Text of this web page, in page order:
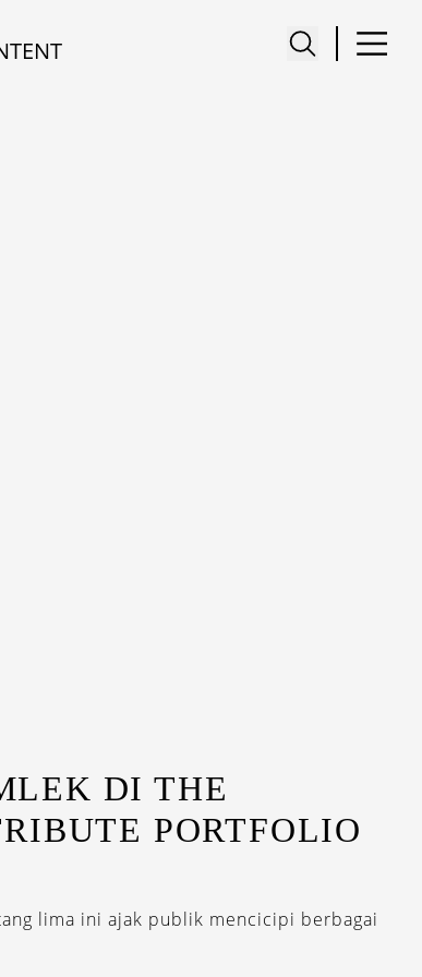
DI THE
PORTFOLIO
lima ini ajak publik mencicipi berbagai